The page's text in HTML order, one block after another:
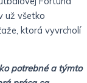
už všetko
ktorá vyvrcholí
potrebné a týmto